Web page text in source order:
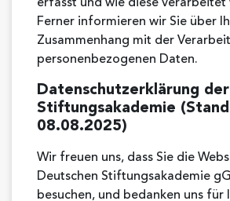
erfasst und wie diese verarbeitet
Ferner informieren wir Sie über
Zusammenhang mit der
personenbezogenen Daten.
Datenschutzerklärung
Stiftungsakademie (Stand
08.08.2025)
Wir freuen uns, dass Sie die
Deutschen Stiftungsakademie
besuchen, und bedanken uns für